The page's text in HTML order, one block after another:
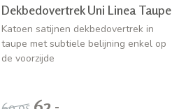
Dekbedovertrek Uni Linea Taupe
Katoen satijnen dekbedovertrek in
taupe met subtiele belijning enkel op
de voorzijde